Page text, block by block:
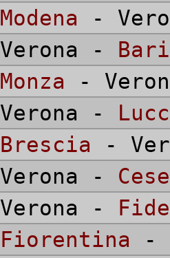
Modena -
Verona - Bari
Monza -
Verona -
Brescia -
Verona -
Verona -
Fiorentina -